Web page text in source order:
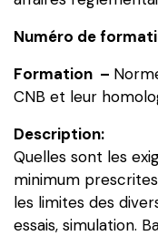
CNB
leur
Numéro de
Formation –
CNB et leur
Description:
Quelles sont les
minimum
les limites des
essais, simulation.